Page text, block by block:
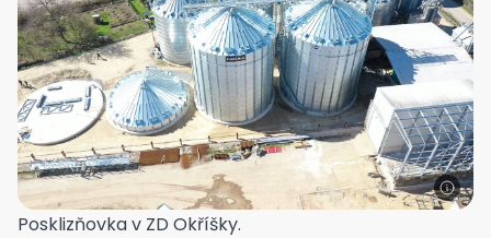
Posklizňovka v ZD Okříšky.